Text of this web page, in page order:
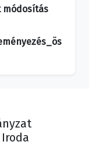
módosítás